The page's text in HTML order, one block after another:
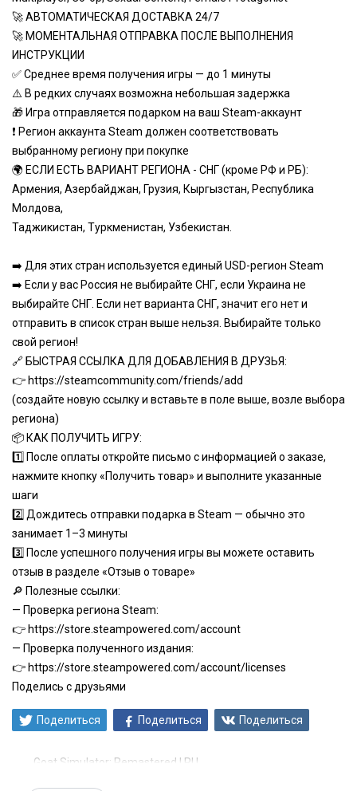
🚀 АВТОМАТИЧЕСКАЯ ДОСТАВКА 24/7
🚀 МОМЕНТАЛЬНАЯ ОТПРАВКА ПОСЛЕ ВЫПОЛНЕНИЯ
ИНСТРУКЦИИ
✅ Среднее время получения игры — до 1 минуты
⚠️ В редких случаях возможна небольшая задержка
🎁 Игра отправляется подарком на ваш Steam-аккаунт
❗ Регион аккаунта Steam должен соответствовать
выбранному региону при покупке
🌍 ЕСЛИ ЕСТЬ ВАРИАНТ РЕГИОНА - СНГ (кроме РФ и РБ):
Армения, Азербайджан, Грузия, Кыргызстан, Республика
Молдова,
Таджикистан, Туркменистан, Узбекистан.
➡️ Для этих стран используется единый USD-регион Steam
➡️ Если у вас Россия не выбирайте СНГ, если Украина не
выбирайте СНГ. Если нет варианта СНГ, значит его нет и
отправить в список стран выше нельзя. Выбирайте только
свой регион!
🔗 БЫСТРАЯ ССЫЛКА ДЛЯ ДОБАВЛЕНИЯ В ДРУЗЬЯ:
👉 https://steamcommunity.com/friends/add
(создайте новую ссылку и вставьте в поле выше, возле выбора
региона)
📦 КАК ПОЛУЧИТЬ ИГРУ:
1️⃣ После оплаты откройте письмо с информацией о заказе,
нажмите кнопку «Получить товар» и выполните указанные
шаги
2️⃣ Дождитесь отправки подарка в Steam — обычно это
занимает 1–3 минуты
3️⃣ После успешного получения игры вы можете оставить
отзыв в разделе «Отзыв о товаре»
🔎 Полезные ссылки:
— Проверка региона Steam:
👉 https://store.steampowered.com/account
— Проверка полученного издания:
👉 https://store.steampowered.com/account/licenses
Поделись с друзьями
Поделиться Поделиться Поделиться
Goat Simulator: Remastered | RU